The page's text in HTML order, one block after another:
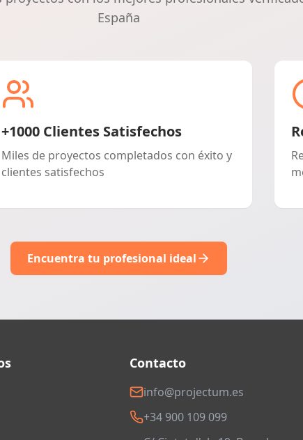
España
+1000 Clientes Satisfechos
Miles de proyectos completados con éxito y
clientes satisfechos
Encuentra tu profesional ideal
Contacto
info@projectum.es
+34 900 109 099